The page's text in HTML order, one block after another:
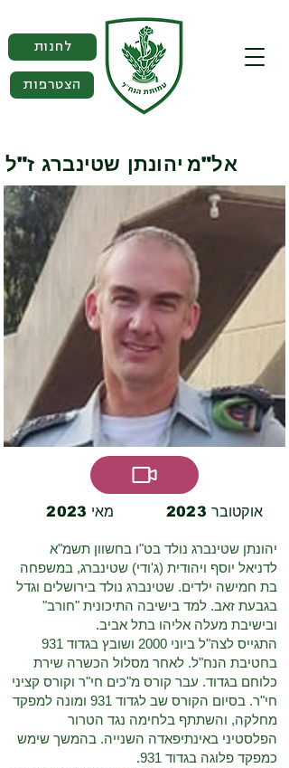
לחנות
הצטרפות
אל"מ יהונתן שטינברג ז"ל
2023 אוקטובר 2023 מאי
יהונתן שטינברג נולד בט"ו בחשוון תשמ"א
לדניאל יוסף ויהודית (ג'ודי) שטינברג, במשפחה
בת חמישה ילדים. שטינברג נולד בירושלים וגדל
בגבעת זאב. למד בישיבה התיכונית "חורב"
ובישיבת מעלה אליהו בתל אביב.
התגייס לצה"ל ביוני 2000 ושובץ בגדוד 931
בחטיבת הנח"ל. לאחר מסלול הכשרה שירת
כלוחם בגדוד. עבר קורס מ"כים חי"ר וקורס קציני
חי"ר. בסיום הקורס שב לגדוד 931 ומונה למפקד
מחלקה, והשתתף בלחימה נגד הטרור
הפלסטיני באינתיפאדה השנייה. בהמשך שימש
כמפקד פלוגה בגדוד 931.